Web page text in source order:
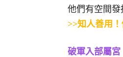
他們有空間發
>>知人善用
破軍入部屬宮